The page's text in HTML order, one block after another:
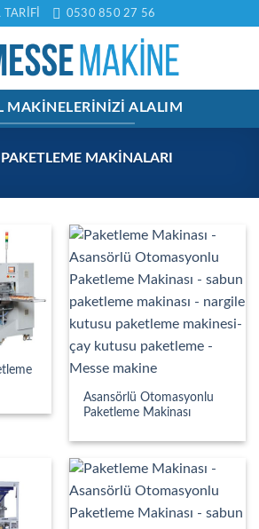
TARIFI 0530 850 27 56
MAKINELERINIZI ALALIM
MAKINALARI
Asansörlü Otomasyonlu
Paketleme Makinası